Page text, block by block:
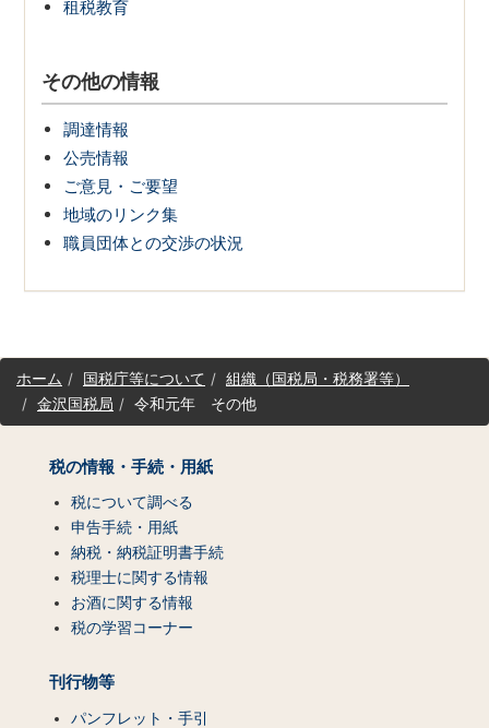
租税教育
その他の情報
調達情報
公売情報
ご意見・ご要望
地域のリンク集
職員団体との交渉の状況
サ
イホーム 国税庁等について
組織（国税局・税務署等）
金沢国税局
令和元年 その他
税の情報・手続・用紙
税について調べる
申告手続・用紙
納税・納税証明書手続
税理士に関する情報
お酒に関する情報
税の学習コーナー
刊行物等
パンフレット・手引